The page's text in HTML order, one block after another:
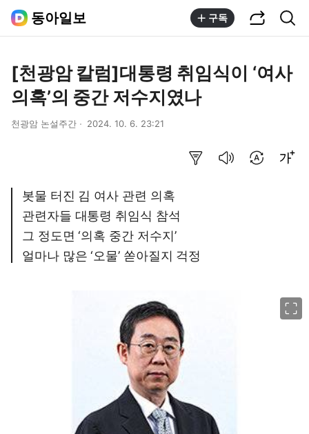
동아일보 구독
[천광암 칼럼]대통령 취임식이 ‘여사
의혹’의 중간 저수지였나
천광암 논설주간 2024. 10. 6. 23:21
봇물 터진 김 여사 관련 의혹
관련자들 대통령 취임식 참석
그 정도면 ‘의혹 중간 저수지’
얼마나 많은 ‘오물’ 쏟아질지 걱정